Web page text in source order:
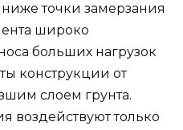
ниже точки замерзания
широко
больших нагрузок
конструкции от
слоем грунта.
воздействуют только